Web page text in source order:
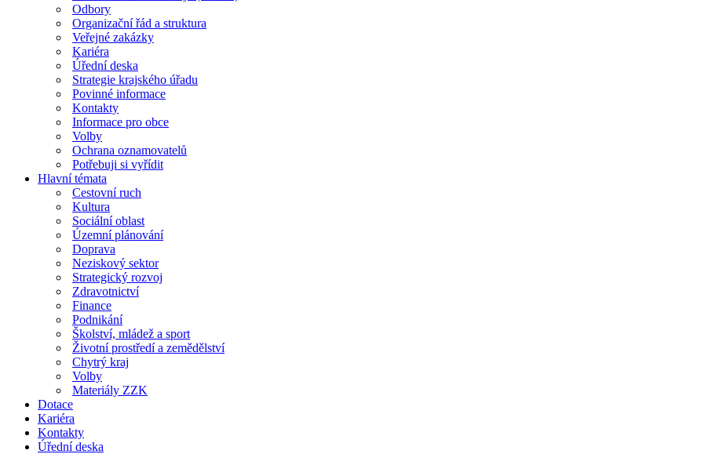
Odbory
Organizační řád a struktura
Veřejné zakázky
Kariéra
Úřední deska
Strategie krajského úřadu
Povinné informace
Kontakty
Informace pro obce
Volby
Ochrana oznamovatelů
Potřebuji si vyřídit
Hlavní témata
Cestovní ruch
Kultura
Sociální oblast
Územní plánování
Doprava
Neziskový sektor
Strategický rozvoj
Zdravotnictví
Finance
Podnikání
Školství, mládež a sport
Životní prostředí a zemědělství
Chytrý kraj
Volby
Materiály ZZK
Dotace
Kariéra
Kontakty
Úřední deska